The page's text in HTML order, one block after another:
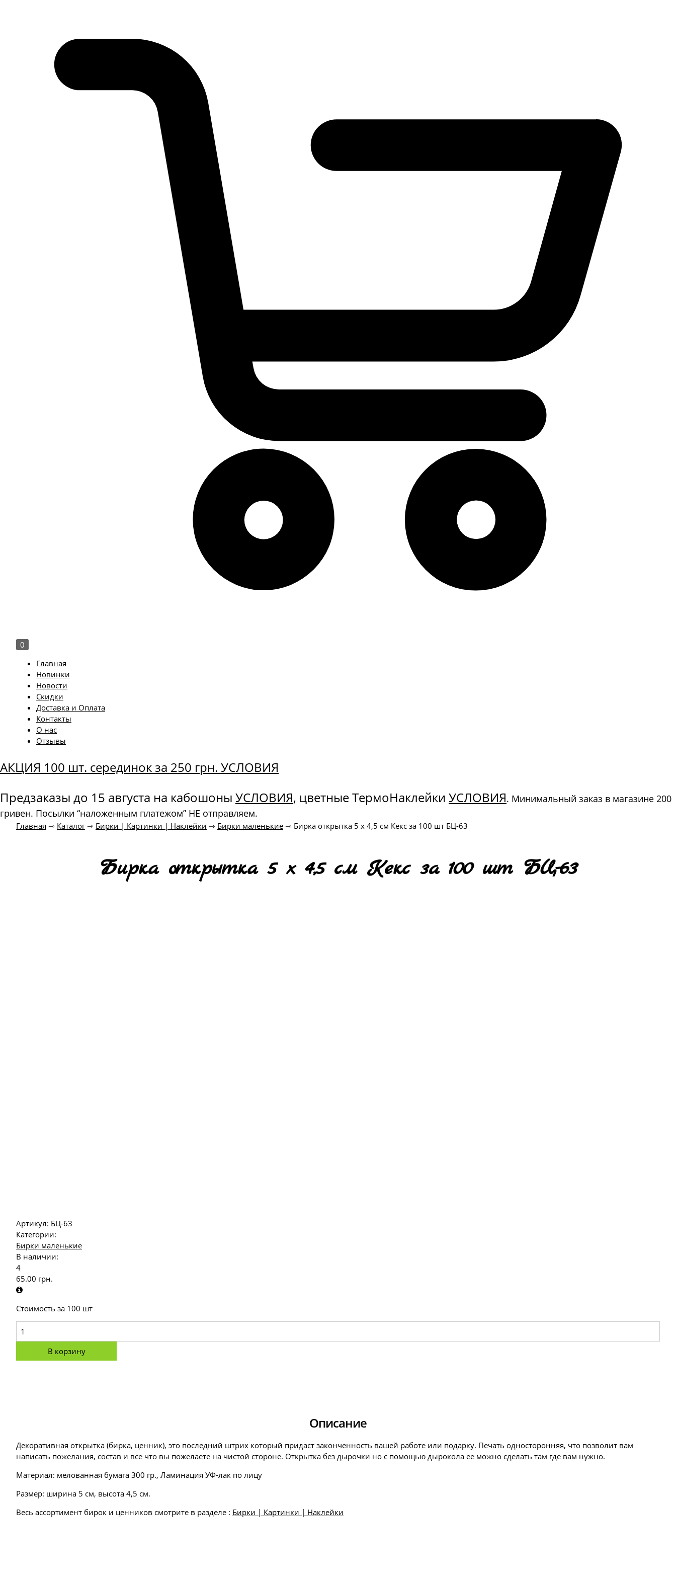
0
Главная
Новинки
Новости
Скидки
Доставка и Оплата
Контакты
О нас
Отзывы
АКЦИЯ 100 шт. серединок за 250 грн. УСЛОВИЯ
Предзаказы до 15 августа на кабошоны УСЛОВИЯ, цветные ТермоНаклейки УСЛОВИЯ. Минимальный заказ в магазине 200
гривен. Посылки “наложенным платежом” НЕ отправляем.
Главная ⇾ Каталог⇾ Бирки | Картинки | Наклейки ⇾ Бирки маленькие ⇾ Бирка открытка 5 х 4,5 см Кекс за 100 шт БЦ-63
Бирка открытка 5 х 4,5 см Кекс за 100 шт БЦ-63
Артикул: БЦ-63
Категории:
Бирки маленькие
В наличии:
4
65.00 грн.
Стоимость за 100 шт
В корзину
Описание
Декоративная открытка (бирка, ценник), это последний штрих который придаст законченность вашей работе или подарку. Печать односторонняя, что позволит вам
написать пожелания, состав и все что вы пожелаете на чистой стороне. Открытка без дырочки но с помощью дырокола ее можно сделать там где вам нужно.
Материал: мелованная бумага 300 гр., Ламинация УФ-лак по лицу
Размер: ширина 5 см, высота 4,5 см.
Весь ассортимент бирок и ценников смотрите в разделе : Бирки | Картинки | Наклейки